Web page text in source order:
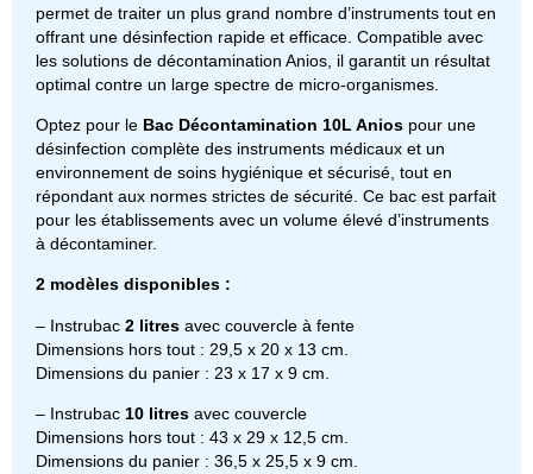
permet de traiter un plus grand nombre d’instruments tout en
offrant une désinfection rapide et efficace. Compatible avec
les solutions de décontamination Anios, il garantit un résultat
optimal contre un large spectre de micro-organismes.
Optez pour le Bac Décontamination 10L Anios pour une
désinfection complète des instruments médicaux et un
environnement de soins hygiénique et sécurisé, tout en
répondant aux normes strictes de sécurité. Ce bac est parfait
pour les établissements avec un volume élevé d’instruments
à décontaminer.
2 modèles disponibles :
– Instrubac 2 litres avec couvercle à fente
Dimensions hors tout : 29,5 x 20 x 13 cm.
Dimensions du panier : 23 x 17 x 9 cm.
– Instrubac 10 litres avec couvercle
Dimensions hors tout : 43 x 29 x 12,5 cm.
Dimensions du panier : 36,5 x 25,5 x 9 cm.